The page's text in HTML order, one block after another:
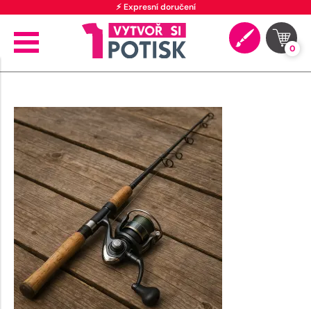
⚡ Expresní doručení
0